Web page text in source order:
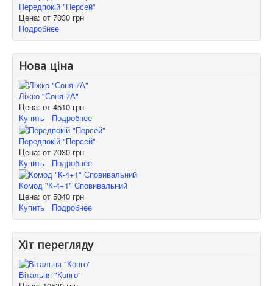
Передпокій "Персей"
Цена: от 7030 грн
Подробнее
Нова ціна
Ліжко "Соня-7А"
Цена: от 4510 грн
Купить
Подробнее
Передпокій "Персей"
Цена: от 7030 грн
Купить
Подробнее
Комод "К-4+1" Сповивальний
Цена: от 5040 грн
Купить
Подробнее
Хіт перегляду
Вітальня "Конго"